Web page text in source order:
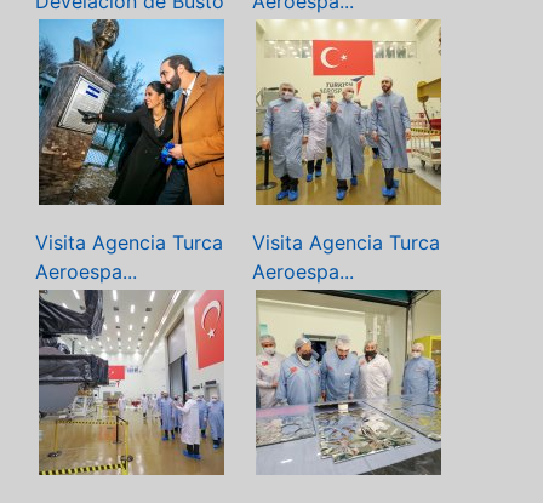
Visita Agencia Turca
Aeroespa...
Visita Agencia Turca
Aeroespa...